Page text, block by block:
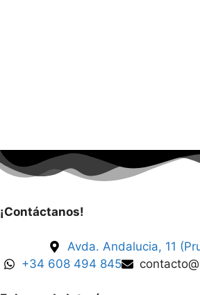
¡Contáctanos!
Avda. Andalucia, 11
+34 608 494 845